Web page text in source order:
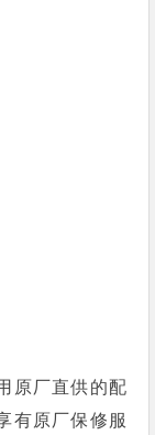
原厂直供的配
有原厂保修服